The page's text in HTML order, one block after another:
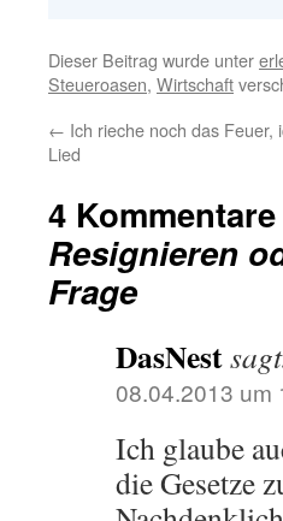
Dieser Beitrag wurde unter
Steueroasen, Wirtschaft
← Ich rieche noch das Feuer,
Lied
4
Resignieren
Frage
DasNest
08.04.2013 um
Ich glaube
die Gesetze